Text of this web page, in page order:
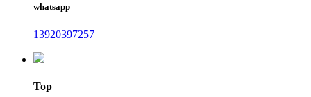
whatsapp
13920397257
Top